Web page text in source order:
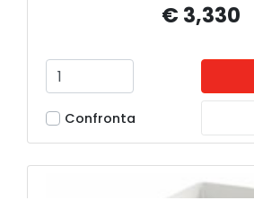
€ 3,330
Confronta